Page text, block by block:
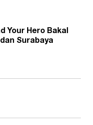
Your Hero Bakal
Surabaya